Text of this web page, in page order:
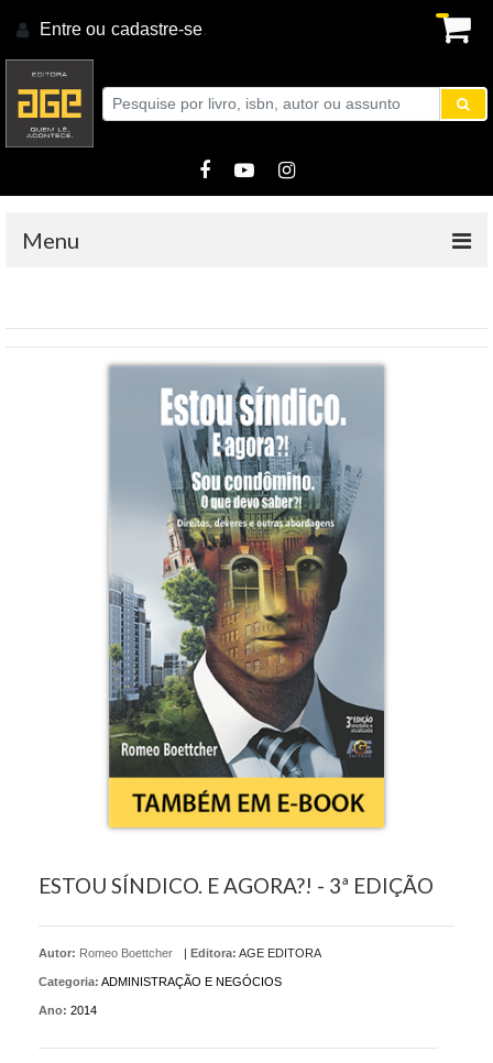
Entre ou cadastre-se.
Menu
ESTOU SÍNDICO. E AGORA?! - 3ª EDIÇÃO
Autor: Romeo Boettcher | Editora: AGE EDITORA
Categoria: ADMINISTRAÇÃO E NEGÓCIOS
Ano: 2014